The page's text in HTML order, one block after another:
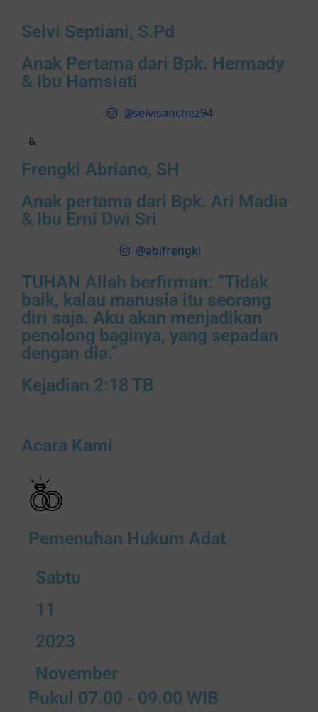
Selvi Septiani, S.Pd
Anak Pertama dari Bpk. Hermady
& Ibu Hamsiati
@selvisanchez94
&
Frengki Abriano, SH
Anak pertama dari Bpk. Ari Madia
& Ibu Erni Dwi Sri
@abifrengki
TUHAN Allah berfirman: ”Tidak
baik, kalau manusia itu seorang
diri saja. Aku akan menjadikan
penolong baginya, yang sepadan
dengan dia.”
Kejadian 2:18 TB
Acara Kami
Pemenuhan Hukum Adat
Sabtu
11
2023
November
Pukul 07.00 - 09.00 WIB